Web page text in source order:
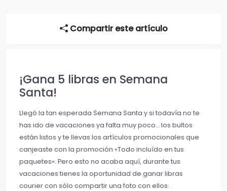
Compartir este artículo
¡Gana 5 libras en Semana
Santa!
Llegó la tan esperada Semana Santa y si todavía no te
has ido de vacaciones ya falta muy poco… los bultos
están listos y te llevas los artículos promocionales que
canjeaste con la promoción «Todo incluído en tus
paquetes». Pero esto no acaba aquí, durante tus
vacaciones tienes la oportunidad de ganar libras
courier con sólo compartir una foto con ellos. .